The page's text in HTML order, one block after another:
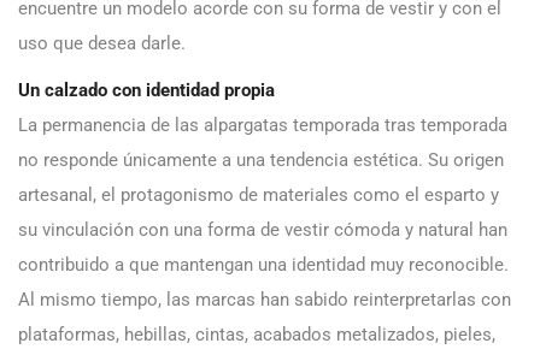
encuentre un modelo acorde con su forma de vestir y con el
uso que desea darle.
Un calzado con identidad propia
La permanencia de las alpargatas temporada tras temporada
no responde únicamente a una tendencia estética. Su origen
artesanal, el protagonismo de materiales como el esparto y
su vinculación con una forma de vestir cómoda y natural han
contribuido a que mantengan una identidad muy reconocible.
Al mismo tiempo, las marcas han sabido reinterpretarlas con
plataformas, hebillas, cintas, acabados metalizados, pieles,